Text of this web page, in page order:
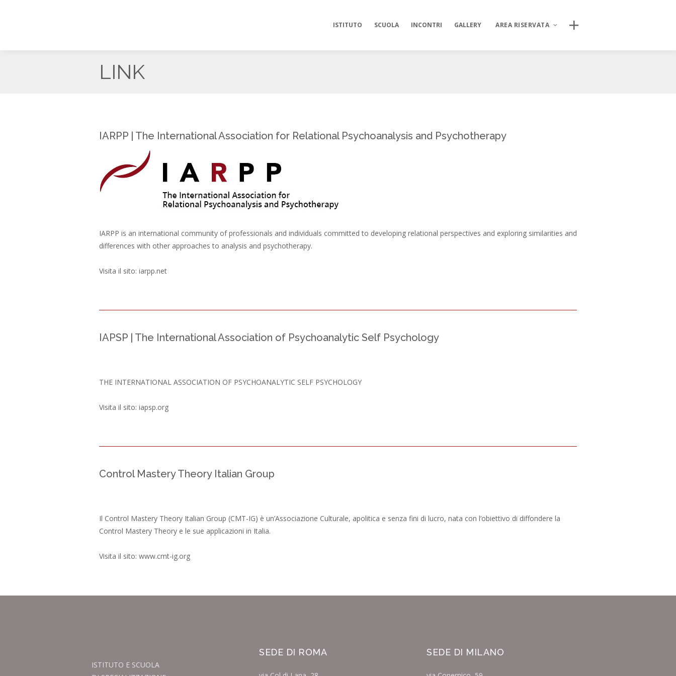
CERCA NEL SITO
ISTITUTO SCUOLA INCONTRI GALLERY AREA RISERVATA
LINK
IARPP | The International Association for Relational Psychoanalysis and Psychotherapy
IARPP is an international community of professionals and individuals committed to developing relational perspectives and exploring similarities and
differences with other approaches to analysis and psychotherapy.
Visita il sito: iarpp.net
IAPSP | The International Association of Psychoanalytic Self Psychology
THE INTERNATIONAL ASSOCIATION OF PSYCHOANALYTIC SELF PSYCHOLOGY
Visita il sito: iapsp.org
Control Mastery Theory Italian Group
Il Control Mastery Theory Italian Group (CMT-IG) è un’Associazione Culturale, apolitica e senza fini di lucro, nata con l’obiettivo di diffondere la
Control Mastery Theory e le sue applicazioni in Italia.
Visita il sito: www.cmt-ig.org
ISTITUTO E SCUOLA
SEDE DI ROMA SEDE DI MILANO